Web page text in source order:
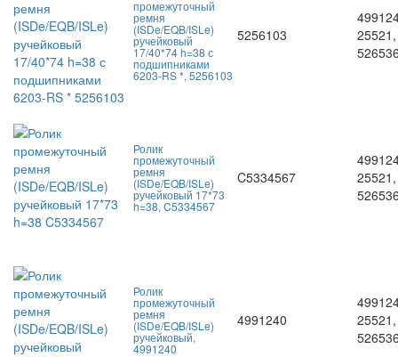
промежуточный
ремня
(ISDe/EQB/ISLe)
ручейковый
17/40*74 h=38 с
подшипниками
6203-RS *, 5256103
5256103
Ролик
промежуточный
ремня
(ISDe/EQB/ISLe)
ручейковый 17*73
h=38, C5334567
C5334567
Ролик
промежуточный
ремня
(ISDe/EQB/ISLe)
ручейковый,
4991240
4991240